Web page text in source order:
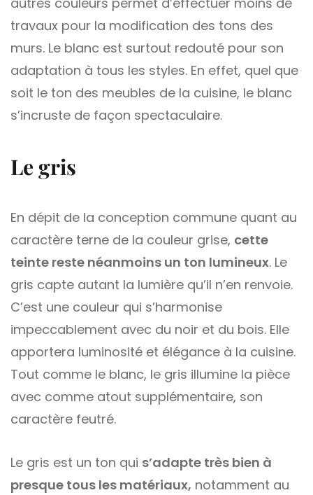
travaux pour la modification des tons des
murs. Le blanc est surtout redouté pour son
adaptation à tous les styles. En effet, quel que
soit le ton des meubles de la cuisine, le blanc
s’incruste de façon spectaculaire.
Le gris
En dépit de la conception commune quant au
caractère terne de la couleur grise, cette
teinte reste néanmoins un ton lumineux. Le
gris capte autant la lumière qu’il n’en renvoie.
C’est une couleur qui s’harmonise
impeccablement avec du noir et du bois. Elle
apportera luminosité et élégance à la cuisine.
Tout comme le blanc, le gris illumine la pièce
avec comme atout supplémentaire, son
caractère feutré.
Le gris est un ton qui s’adapte très bien à
presque tous les matériaux, notamment au